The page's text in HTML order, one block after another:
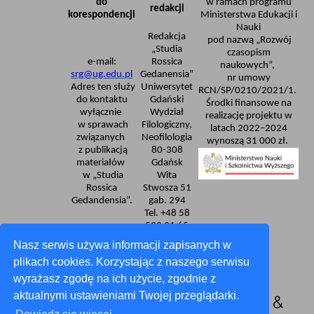
Nasz serwis używa informacji zapisanych w
plikach cookies. Korzystając z naszego serwisu
wyrażasz zgodę na ich użycie, zgodnie z
aktualnymi ustawieniami Twojej przeglądarki.
do
korespondencji
redakcji
w ramach programu
Ministerstwa Edukacji i
Nauki
pod nazwą „Rozwój
czasopism
naukowych”,
nr umowy
RCN/SP/0210/2021/1.
Środki finansowe na
realizację projektu w
latach 2022–2024
wynoszą 31 000 zł.
e-mail:
srg@ug.edu.pl
Adres ten służy
do kontaktu
wyłącznie
w sprawach
związanych
z publikacją
materiałów
w „Studia
Rossica
Gedandensia”.
Redakcja
„Studia
Rossica
Gedanensia”
Uniwersytet
Gdański
Wydział
Filologiczny,
Neofilologia
80-308
Gdańsk
Wita
Stwosza 51
gab. 294
Tel. +48 58
523 31 65
Deklaracja dostępności